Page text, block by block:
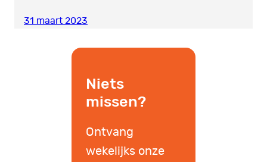
31 maart 2023
Niets
missen?
Ontvang
wekelijks onze